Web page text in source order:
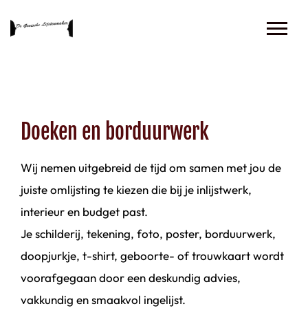
Doeken en borduurwerk
Wij nemen uitgebreid de tijd om samen met jou de
juiste omlijsting te kiezen die bij je inlijstwerk,
interieur en budget past.
Je schilderij, tekening, foto, poster, borduurwerk,
doopjurkje, t-shirt, geboorte- of trouwkaart wordt
voorafgegaan door een deskundig advies,
vakkundig en smaakvol ingelijst.